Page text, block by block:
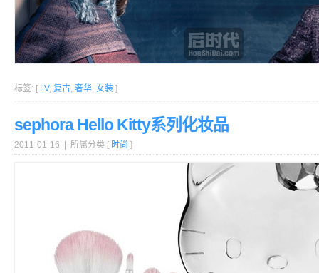
标签: [ LV, 复古, 奢华, 女装 ]
sephora Hello Kitty系列化妆品
2011-01-16 | 所属分类 [ 时尚 ]